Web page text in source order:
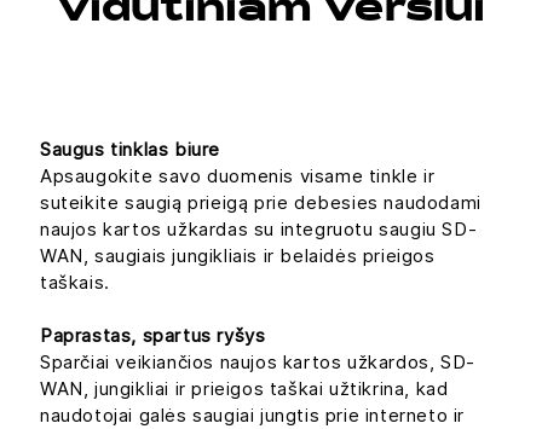
vidutiniam verslui
Saugus tinklas biure
Apsaugokite savo duomenis visame tinkle ir
suteikite saugią prieigą prie debesies naudodami
naujos kartos užkardas su integruotu saugiu SD-
WAN, saugiais jungikliais ir belaidės prieigos
taškais.
Paprastas, spartus ryšys
Sparčiai veikiančios naujos kartos užkardos, SD-
WAN, jungikliai ir prieigos taškai užtikrina, kad
naudotojai galės saugiai jungtis prie interneto ir